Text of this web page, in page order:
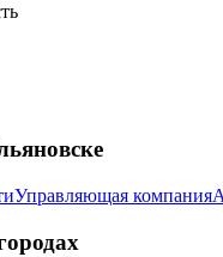
Управляющая компания